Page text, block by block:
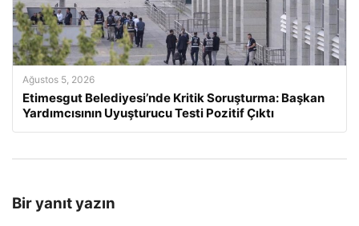
Ağustos 5, 2026
Etimesgut Belediyesi’nde Kritik Soruşturma: Başkan
Yardımcısının Uyuşturucu Testi Pozitif Çıktı
Bir yanıt yazın